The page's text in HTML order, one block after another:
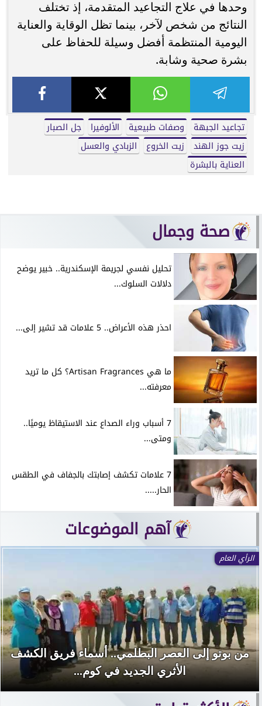
وحدها في علاج التجاعيد المتقدمة، إذ تختلف
النتائج من شخص لآخر، بينما تظل الوقاية والعناية
اليومية المنتظمة أفضل وسيلة للحفاظ على
بشرة صحية وشابة.
تجاعيد الجبهة وصفات طبيعية الألوفيرا
جل الصبار
زيت جوز الهند
زيت الخروع
الزبادي والعسل
العناية بالبشرة
صحة وجمال
تحليل نفسي لجريمة الإسكندرية.. خبير يوضح
دلالات السلوك...
احذر هذه الأعراض.. 5 علامات قد تشير إلى...
ما هي Artisan Fragrances؟ كل ما تريد
معرفته...
7 أسباب وراء الصداع عند الاستيقاظ يوميًا..
ومتى...
7 علامات تكشف إصابتك بالجفاف في الطقس
الحار.....
آهم الموضوعات
الرأي العام
من بوتو إلى العصر البطلمي.. أسماء فريق الكشف
الأثري الجديد في كوم...